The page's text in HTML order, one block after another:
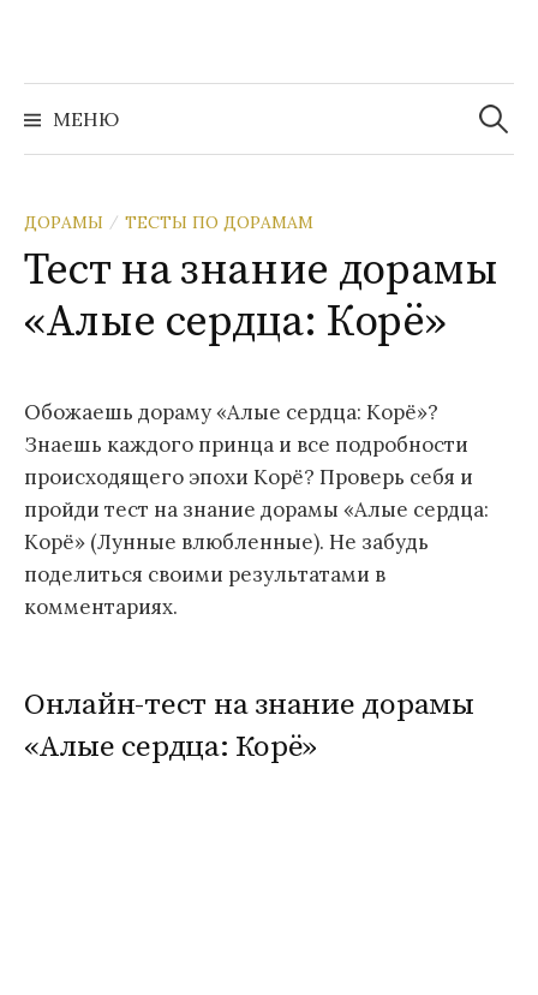
содержимому
МЕНЮ
Найти:
ДОРАМЫ / ТЕСТЫ ПО ДОРАМАМ
Тест на знание дорамы
«Алые сердца: Корё»
Обожаешь дораму «Алые сердца: Корё»?
Знаешь каждого принца и все подробности
происходящего эпохи Корё? Проверь себя и
пройди тест на знание дорамы «Алые сердца:
Корё» (Лунные влюбленные). Не забудь
поделиться своими результатами в
комментариях.
Онлайн-тест на знание дорамы
«Алые сердца: Корё»